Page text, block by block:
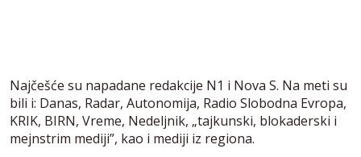
Najčešće su napadane redakcije N1 i Nova S. Na meti su
bili i: Danas, Radar, Autonomija, Radio Slobodna Evropa,
KRIK, BIRN, Vreme, Nedeljnik, „tajkunski, blokaderski i
mejnstrim mediji”, kao i mediji iz regiona.